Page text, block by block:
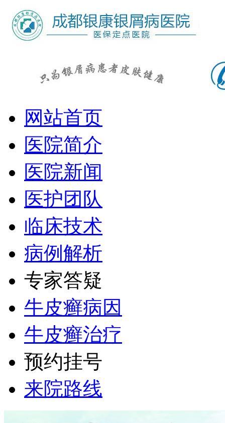
网站首页
医院简介
医院新闻
医护团队
临床技术
病例解析
专家答疑
牛皮癣病因
牛皮癣治疗
预约挂号
来院路线